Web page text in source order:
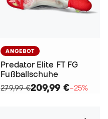
ANGEBOT
Predator Elite FT FG
Fußballschuhe
279,99 €209,99 €−25%